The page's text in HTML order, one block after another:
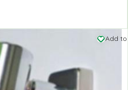
Add to